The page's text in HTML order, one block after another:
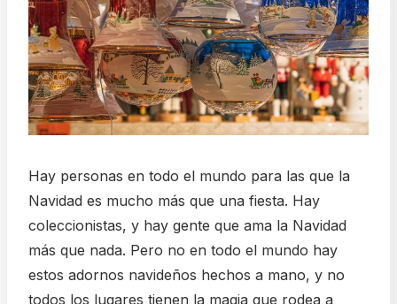
Hay personas en todo el mundo para las que la
Navidad es mucho más que una fiesta. Hay
coleccionistas, y hay gente que ama la Navidad
más que nada. Pero no en todo el mundo hay
estos adornos navideños hechos a mano, y no
todos los lugares tienen la magia que rodea a